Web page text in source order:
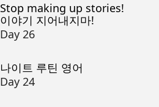
Stop making up stories!
이야기 지어내지마!
Day 26
나이트 루틴 영어
Day 24